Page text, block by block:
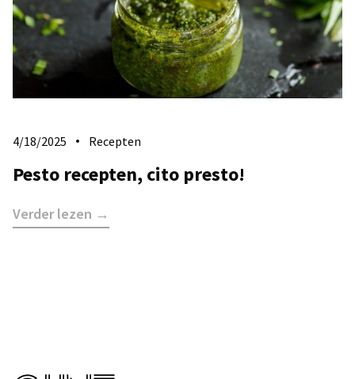
4/18/2025 Recepten
Pesto recepten, cito presto!
Verder lezen →